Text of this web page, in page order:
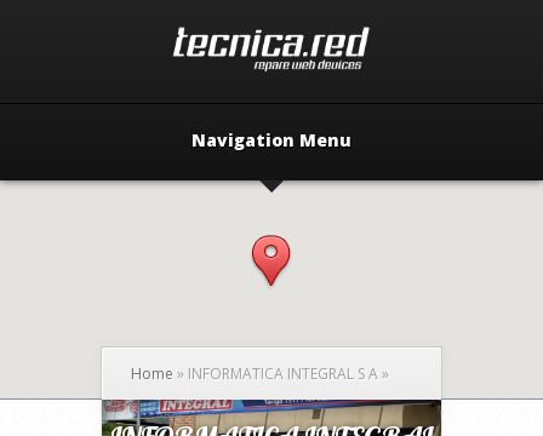
Navigation Menu
Home » INFORMATICA INTEGRAL S A»